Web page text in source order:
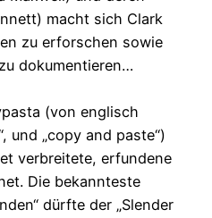
macht sich Clark
zu erforschen sowie
dokumentieren…
(von englisch
und „copy and paste“)
verbreitete, erfundene
Die bekannteste
dürfte der „Slender